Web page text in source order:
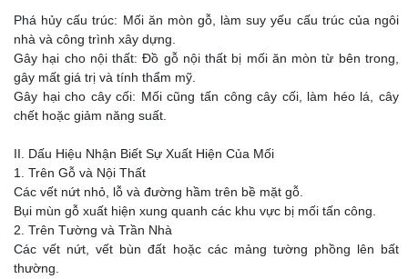
Phá hủy cấu trúc: Mối ăn mòn gỗ, làm suy yếu cấu trúc của ngôi
nhà và công trình xây dựng.
Gây hại cho nội thất: Đồ gỗ nội thất bị mối ăn mòn từ bên trong,
gây mất giá trị và tính thẩm mỹ.
Gây hại cho cây cối: Mối cũng tấn công cây cối, làm héo lá, cây
chết hoặc giảm năng suất.
II. Dấu Hiệu Nhận Biết Sự Xuất Hiện Của Mối
1. Trên Gỗ và Nội Thất
Các vết nứt nhỏ, lỗ và đường hầm trên bề mặt gỗ.
Bụi mùn gỗ xuất hiện xung quanh các khu vực bị mối tấn công.
2. Trên Tường và Trần Nhà
Các vết nứt, vết bùn đất hoặc các mảng tường phồng lên bất
thường.